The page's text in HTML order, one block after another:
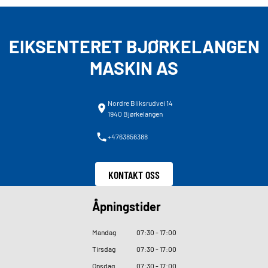
EIKSENTERET BJØRKELANGEN
MASKIN AS
Nordre Bliksrudvei 14
1940 Bjørkelangen
+4763856388
KONTAKT OSS
Åpningstider
Mandag 07:30 - 17:00
Tirsdag
07:30 - 17:00
Onsdag
07:30 - 17:00